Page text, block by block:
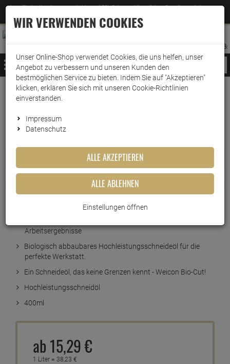
Jetzt für den Newsletter entscheiden und 5% Rabatt auf Ihre nächste Bestellung erhalten
–Zum Newsletter
ANMELDEN
AUFKLAPPEN
MERKZETTEL
WARENKORB:
MENÜ
Weiter einkaufen www.wark24.de Leben & Wohnen
Baumarkt
Pflegespray
Weicon Bio-Cut 400ml
Weicon Bio-Cut 400ml
10012337
Arbeitsergebnisse
Biologisch abbaubares Hochleistungsschneideöl für die
perfekte Werkstatt.
Ein Schneideöl, das keine Grenzen kennt - Weicon Bio-Cut!
Hochleistungsschneidöl
400ml
ab 15,29€
1 Liter = 38,23 €
WIR VERWENDEN COOKIES
Unser Online-Shop verwendet Cookies, die uns helfen, unser
Angebot zu verbessern und unseren Kunden den
bestmöglichen Service zu bieten. Indem Sie auf "Akzeptieren"
klicken, erklären Sie sich mit unseren Cookie-Richtlinien
einverstanden.
Impressum
Datenschutz
ALLE AKZEPTIEREN
ALLE ABLEHNEN
Einstellungen öffnen